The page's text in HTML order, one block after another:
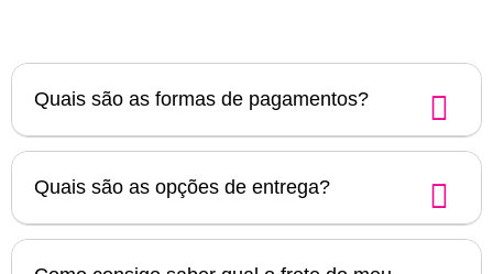
Quais são as formas de pagamentos?
Quais são as opções de entrega?